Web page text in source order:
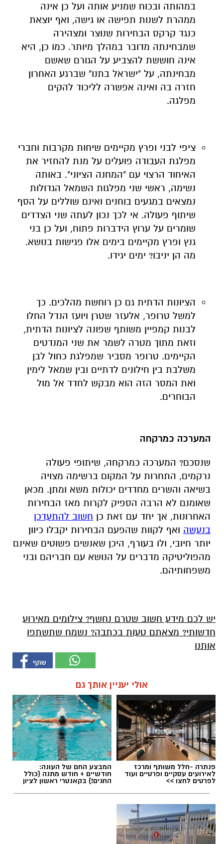
במהותה ובכוח שמניע אותה ועל כן אינה
ממהרת לשנות תפישה או גישה, ואף יוצאת
כנגד קרקס הבחירות שנוצר ומצהירה
שמבחינתה מדובר במהלך מיותר. כמו כן, היא
אינה חוששת להצביע על הגורם שאשם
מבחינתה, על "ישראל בתנו" שברגע האחרון
חזרה בה ואינה אפשרה לליכוד להקים
מפלגה.
ציפי לבני ופרץ מקיימים שיחות מקרבות וחברי
מפלגת העבודה פועלים על מנת להחזיר את
האיחוד הרצוי עם "המחנה הציוני". באותה
נשימה, ראשי שני מפלגות השמאל הגדולות
נמצאים במגעים בוחנים ואינם שוללים על הסף
שיתוף פעולה. אי לכך נכון לעתה שני הצדדים
שומרים על ערוץ הידברות פתוח, ועל כן בני
גנץ ופרץ מקיימים בימים אלו פגישות בנושא.
מה הן יניבו? ימים יגידו.
הציונות הדתית גם כן רוחשת מהלכים. כך
למשל טרופר, אלעזר שטרן ויועז הנדל החלו
לבנות קמפיין משותף שפונה לציונות הדתית,
וזאת מתוך מטרה לשמר את שני המנדטים
הקיימים. טרופר מסביר שמפלגת כחול לבן
משלבת בין חילונים לדתיים ובין שמאל לימין
ואת המסר הזה הוא מבקש לחדד אל מול
הבוחרים.
המערכה כמרקחה
שנסכם? המערכה כמרקחה, שיתופי פעולה
נרקמים, התחרות על המקום ברשימה מצויה
בשיאה והשרים מחדדים יכולות משא ומתן. מכאן
שאומנם לא הרבה הספיק לקרות מאז הבחירות
האחרונות, אך יחד עם זאת כן חשוב להתעדכן
בנעשה ואף לקוות שהפעם הבחירות יקבלו כיוון
יותר חיובי, ולו בעורף, היכן שאנשים פשוטים שאינם
מהפוליטיקה מדברים על הנושא עם חבריהם ובני
משפחותיהם.
יש לכם מידע חשוב שטרם נחשף? צילומים מאירוע
חדשותי? מצאתם טעות בכתבה? נשמח שתשתפו
אותנו
אולי יעניין אותך גם
פנתרה -חלל משותף ומרכז
לאירועים עסקיים ופרטיים ועוד
לפרטים לחצו >>
המבצע החם של העונה:
חודשיים + חודש מתנה (כולל
החגים!) בקאנטרי ראשון לציון